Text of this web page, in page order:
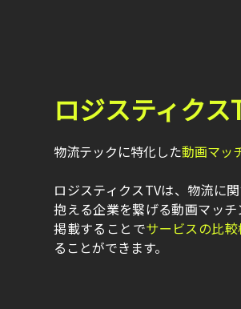
ロジスティクス
物流テックに特化した動画マッ
ロジスティクスTVは、物流に
抱える企業を繋げる動画マッ
掲載することでサービスの比
ることができます。